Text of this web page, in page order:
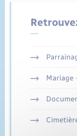
Cimetière
Mariage